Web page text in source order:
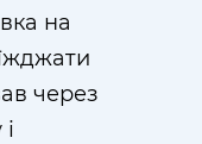
на
через